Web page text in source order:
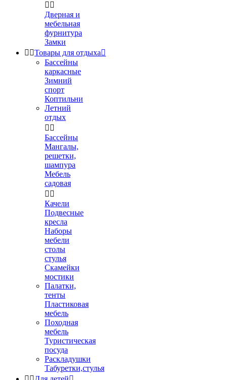
 
Дверная и
мебельная
фурнитура
Замки
 Товары для отдыха
Бассейны
каркасные
Зимний
спорт
Коптильни
Летний
отдых
 
Бассейны
Мангалы,
решетки,
шампура
Мебель
садовая
 
Качели
Подвесные
кресла
Наборы
мебели
столы
стулья
Скамейки
мостики
Палатки,
тенты
Пластиковая
мебель
Походная
мебель
Туристическая
посуда
Раскладушки
Табуретки,стулья